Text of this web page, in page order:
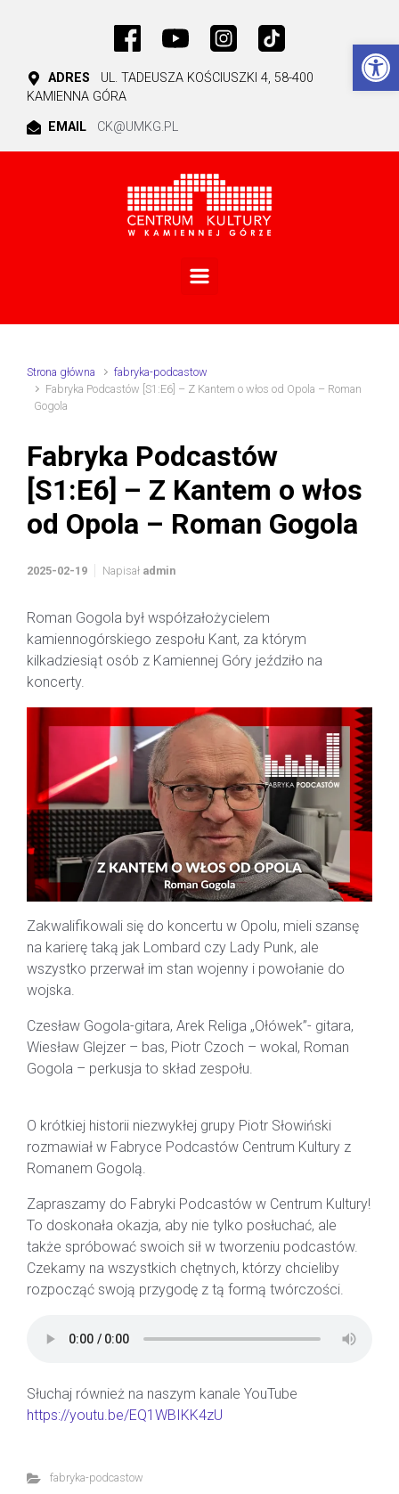
ADRES
UL. TADEUSZA KOŚCIUSZKI 4, 58-400
KAMIENNA GÓRA
EMAIL
CK@UMKG.PL
Strona główna
fabryka-podcastow
Fabryka Podcastów [S1:E6] – Z Kantem o włos od Opola – Roman
Gogola
Fabryka Podcastów
[S1:E6] – Z Kantem o włos
od Opola – Roman Gogola
2025-02-19 Napisał admin
Roman Gogola był współzałożycielem
kamiennogórskiego zespołu Kant, za którym
kilkadziesiąt osób z Kamiennej Góry jeździło na
koncerty.
Zakwalifikowali się do koncertu w Opolu, mieli szansę
na karierę taką jak Lombard czy Lady Punk, ale
wszystko przerwał im stan wojenny i powołanie do
wojska.
Czesław Gogola-gitara, Arek Religa „Ołówek”- gitara,
Wiesław Glejzer – bas, Piotr Czoch – wokal, Roman
Gogola – perkusja to skład zespołu.
O krótkiej historii niezwykłej grupy Piotr Słowiński
rozmawiał w Fabryce Podcastów Centrum Kultury z
Romanem Gogolą.
Zapraszamy do Fabryki Podcastów w Centrum Kultury!
To doskonała okazja, aby nie tylko posłuchać, ale
także spróbować swoich sił w tworzeniu podcastów.
Czekamy na wszystkich chętnych, którzy chcieliby
rozpocząć swoją przygodę z tą formą twórczości.
Słuchaj również na naszym kanale YouTube
https://youtu.be/EQ1WBIKK4zU
fabryka-podcastow